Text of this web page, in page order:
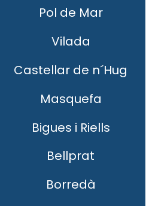
Pol de Mar
Vilada
Castellar de n´Hug
Masquefa
Bigues i Riells
Bellprat
Borredà